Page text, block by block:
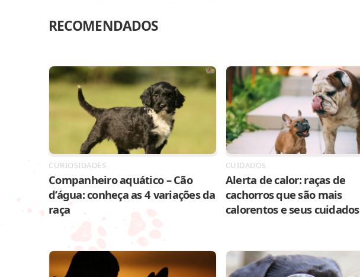
RECOMENDADOS
CURIOSIDADES
Companheiro aquático – Cão
d’água: conheça as 4 variações da
raça
CUIDADOS
Alerta de calor: raças de
cachorros que são mais
calorentos e seus cuidados